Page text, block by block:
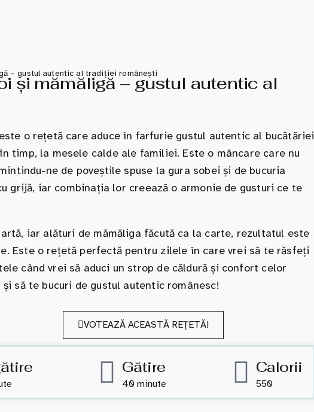
– gustul autentic al tradiției românești
și mămăligă – gustul autentic al
o rețetă care aduce în farfurie gustul autentic al bucătăriei
timp, la mesele calde ale familiei. Este o mâncare care nu
ne de poveștile spuse la gura sobei și de bucuria
grijă, iar combinația lor creează o armonie de gusturi ce te
iar alături de mămăliga făcută ca la carte, rezultatul este
Este o rețetă perfectă pentru zilele în care vrei să te răsfeți
când vrei să aduci un strop de căldură și confort celor
să te bucuri de gustul autentic românesc!
VOTEAZĂ ACEASTĂ REȚETĂ!
Gătire
40 minute
Calorii
550